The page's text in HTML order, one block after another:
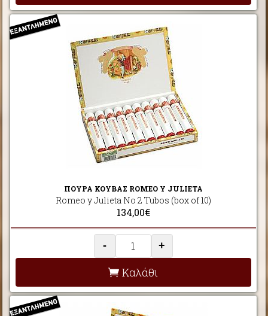
ΠΟΥΡΑ ΚΟΥΒΑΣ ROMEO Y JULIETA
Romeo y Julieta No 2 Tubos (box of 10)
134,00€
- +
Καλάθι